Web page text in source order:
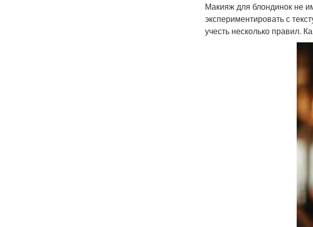
Макияж для блондинок не
экспериментировать с
учесть несколько правил.